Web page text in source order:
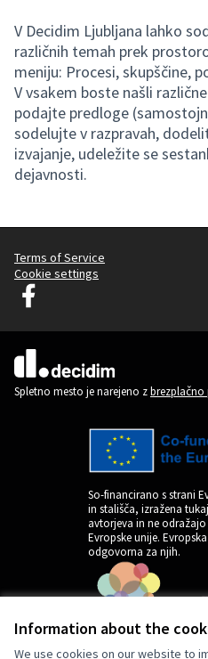
Information about the
We use cookies on our website to
V Decidim Ljubljana lahko
različnih temah prek
meniju: Procesi, skupščine,
V vsakem boste našli
podajte predloge
sodelujte v razpravah,
izvajanje, udeležite se
dejavnosti.
Terms of Service
Cookie settings
Decidim Ljubljana na Facebooku
(Zunanja povezava)
Spletno mesto je narejeno z
So-financirano s strani
in stališča, izražena
avtorjeva in ne
Evropske unije.
odgovorna za njih.